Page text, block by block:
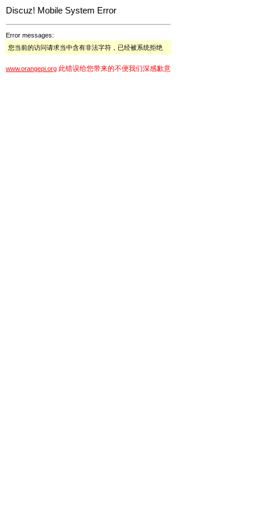
Discuz! Mobile System Error
Error messages:
您当前的访问请求当中含有非法字符，已经被系统拒绝
www.orangepi.org 此错误给您带来的不便我们深感歉意